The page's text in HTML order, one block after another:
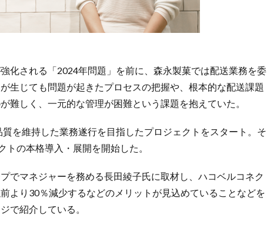
化される「2024年問題」を前に、森永製菓では配送業務を委
生じても問題が起きたプロセスの把握や、根本的な配送課題
難しく、一元的な管理が困難という課題を抱えていた。
を維持した業務遂行を目指したプロジェクトをスタート。そ
の本格導入・展開を開始した。
でマネジャーを務める長田綾子氏に取材し、ハコベルコネク
より30％減少するなどのメリットが見込めていることなどを
で紹介している。